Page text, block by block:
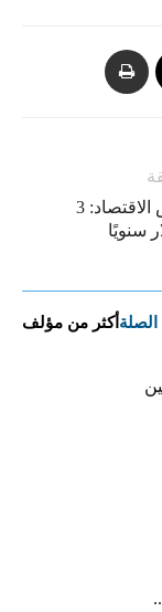
الفساد ينهش الاقتصاد: 3
سنويًا
الصلة أكثر من مؤلف